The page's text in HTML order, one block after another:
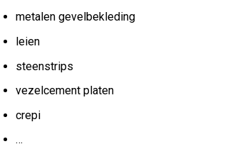
metalen gevelbekleding
leien
steenstrips
vezelcement platen
crepi
…